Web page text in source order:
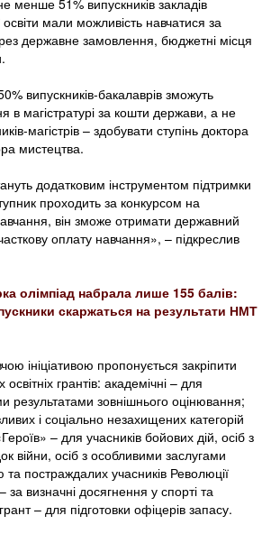
мали можливість навчатися за
державне замовлення, бюджетні місця
випускників-бакалаврів зможуть
в магістратурі за кошти держави, а не
магістрів – здобувати ступінь доктора
мистецтва.
додатковим інструментом підтримки
проходить за конкурсом на
він зможе отримати державний
оплату навчання», – підкреслив
олімпіад набрала лише 155 балів:
скаржаться на результати НМТ
ініціативою пропонується закріпити
грантів: академічні – для
результатами зовнішнього оцінювання;
і соціально незахищених категорій
– для учасників бойових дій, осіб з
війни, осіб з особливими заслугами
постраждалих учасників Революції
за визначні досягнення у спорті та
– для підготовки офіцерів запасу.